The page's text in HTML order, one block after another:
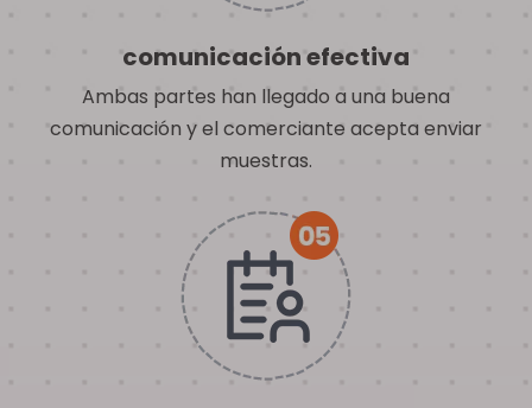
comunicación efectiva
Ambas partes han llegado a una buena
comunicación y el comerciante acepta enviar
muestras.